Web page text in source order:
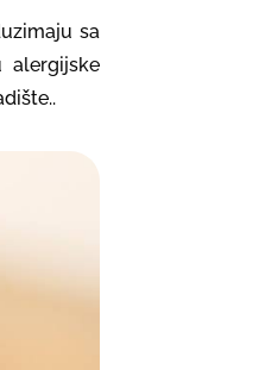
sa
alergijske
.